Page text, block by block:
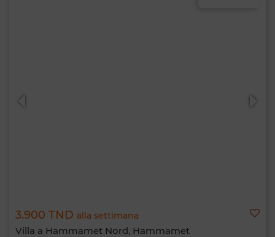
3.900 TND alla settimana
Villa a Hammamet Nord, Hammamet